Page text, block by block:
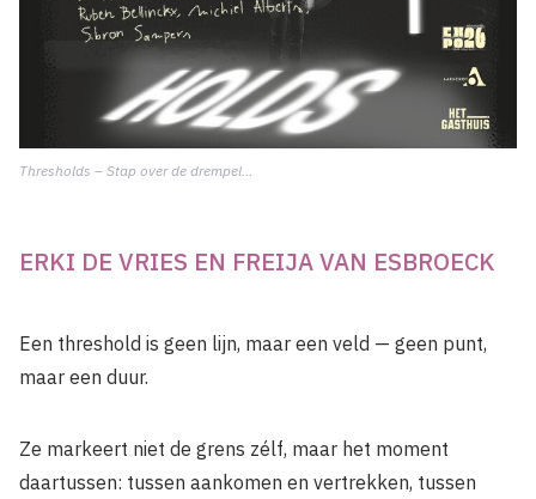
Thresholds – Stap over de drempel…
ERKI DE VRIES EN FREIJA VAN ESBROECK
Een threshold is geen lijn, maar een veld — geen punt,
maar een duur.
Ze markeert niet de grens zélf, maar het moment
daartussen: tussen aankomen en vertrekken, tussen